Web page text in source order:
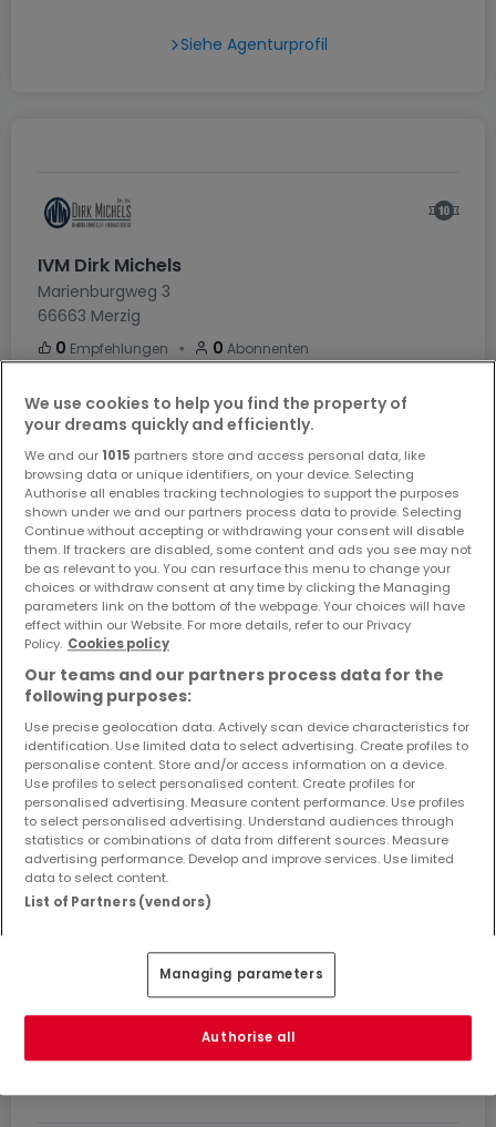
Siehe Agenturprofil
IVM Dirk Michels
Marienburgweg 3
66663 Merzig
0 Empfehlungen ・ 0 Abonnenten
1
KAUFOBJEKT
5
MIETOBJEKTE VERKAUFT
Siehe Agenturprofil
REMAX PRESTIGE
Johannesstraße 37
66763 Dillingen
0Empfehlungen ・ 0Abonnenten
22
Siehe Agenturprofil
We use cookies to help you find the property of
your dreams quickly and efficiently.
We and our 1015 partners store and access personal data, like
browsing data or unique identifiers, on your device. Selecting
Authorise all enables tracking technologies to support the purposes
shown under we and our partners process data to provide. Selecting
Continue without accepting or withdrawing your consent will disable
them. If trackers are disabled, some content and ads you see may not
be as relevant to you. You can resurface this menu to change your
choices or withdraw consent at any time by clicking the Managing
parameters link on the bottom of the webpage. Your choices will have
effect within our Website. For more details, refer to our Privacy
Policy. Cookies policy
Our teams and our partners process data for the
following purposes:
Use precise geolocation data. Actively scan device characteristics for
identification. Use limited data to select advertising. Create profiles to
personalise content. Store and/or access information on a device.
Use profiles to select personalised content. Create profiles for
personalised advertising. Measure content performance. Use profiles
to select personalised advertising. Understand audiences through
statistics or combinations of data from different sources. Measure
advertising performance. Develop and improve services. Use limited
data to select content.
List of Partners (vendors)
Managing parameters
Authorise all